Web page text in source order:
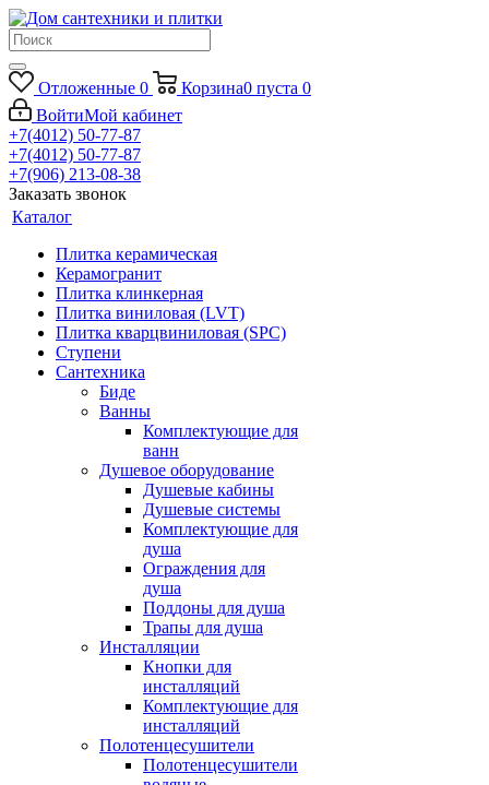
Отложенные 0 Корзина0 пуста 0
ВойтиМой кабинет
+7(4012) 50-77-87
+7(4012) 50-77-87
+7(906) 213-08-38
Заказать звонок
Каталог
Плитка керамическая
Керамогранит
Плитка клинкерная
Плитка виниловая (LVT)
Плитка кварцвиниловая (SPC)
Ступени
Сантехника
Биде
Ванны
Комплектующие для
ванн
Душевое оборудование
Душевые кабины
Душевые системы
Комплектующие для
душа
Ограждения для
душа
Поддоны для душа
Трапы для душа
Инсталляции
Кнопки для
инсталляций
Комплектующие для
инсталляций
Полотенцесушители
Полотенцесушители